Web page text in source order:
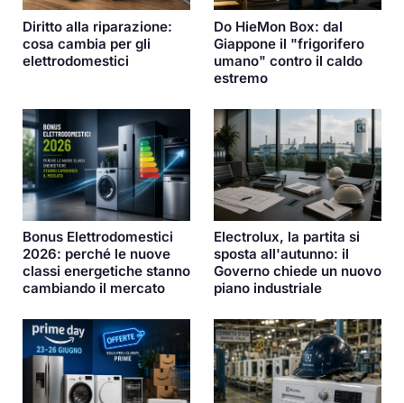
Diritto alla riparazione:
cosa cambia per gli
elettrodomestici
Do HieMon Box: dal
Giappone il "frigorifero
umano" contro il caldo
estremo
Bonus Elettrodomestici
2026: perché le nuove
classi energetiche stanno
cambiando il mercato
Electrolux, la partita si
sposta all'autunno: il
Governo chiede un nuovo
piano industriale